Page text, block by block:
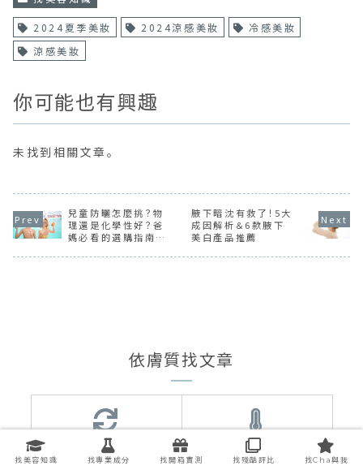
2024夏季美妝 2024涼感美妝
冷感美妝
涼感美妝
你可能也有興趣
未找到相關文章。
兒童防曬怎麼挑？物
理還是化學性好？爸
媽必看的選購指南，
腋下暗沈有救了！5大
成因解析＆6款腋下
美白產品推薦
依膚質找文章
混合肌 油性肌
找美容知識 找專業成分 找開箱實測 找殘酷評比 找Cha與我